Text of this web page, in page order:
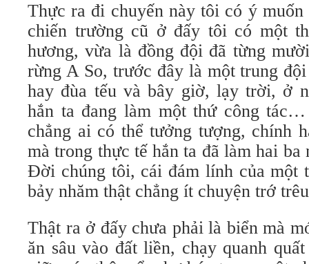
Thực ra đi chuyến này tôi có ý
chiến trường cũ ở đấy tôi có một
hương, vừa là đồng đội đã từng
rừng A So, trước đây là một trung
hay đùa tếu và bây giờ, lạy trời, ở
hắn ta đang làm một thứ công
chẳng ai có thể tưởng tượng, chính
mà trong thực tế hắn ta đã làm hai
Đời chúng tôi, cái đám lính của một
bảy nhăm thật chẳng ít chuyện trớ
Thật ra ở đấy chưa phải là biển mà
ăn sâu vào đất liền, chạy quanh